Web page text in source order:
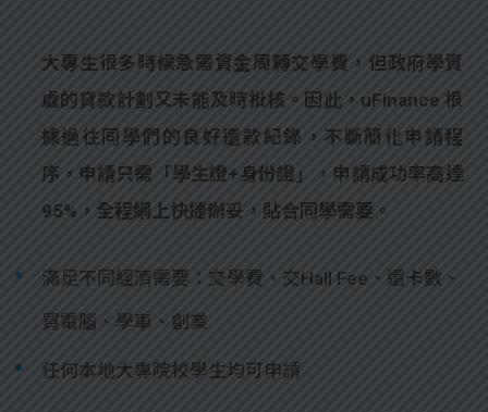
大專生很多時候急需資金周轉交學費，但政府學資
處的貸款計劃又未能及時批核。因此，uFinance 根
據過往同學們的良好還款紀錄，不斷簡化申請程
序，申請只需「學生證+身份證」，申請成功率高達
95%，全程網上快捷辦妥，貼合同學需要。
滿足不同經濟需要：交學費、交Hall Fee、還卡數、
買電腦、學車、創業
任何本地大專院校學生均可申請